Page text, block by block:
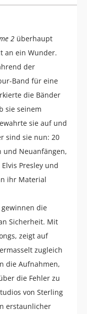
2 überhaupt
an ein Wunder.
der
Band für eine
die Bänder
sie seinem
sie auf und
sind sie nun: 20
und Neuanfängen,
Presley und
ihr Material
gewinnen die
Sicherheit. Mit
zeigt auf
zugleich
die Aufnahmen,
die Fehler zu
von Sterling
erstaunlicher